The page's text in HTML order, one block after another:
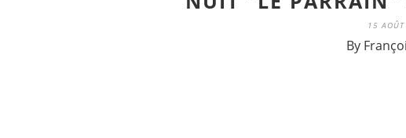
15
By